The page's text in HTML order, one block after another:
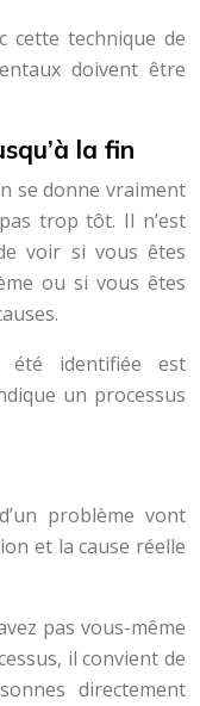
cette technique de
doivent être
la fin
se donne vraiment
trop tôt. Il n’est
voir si vous êtes
ou si vous êtes
identifiée est
un processus
problème vont
et la cause réelle
pas vous-même
il convient de
directement